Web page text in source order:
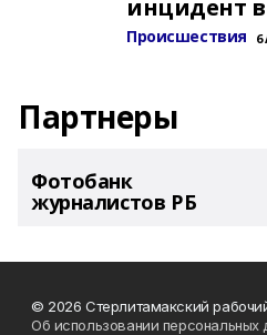
инцидент
Происшествия 6
Партнеры
Фотобанк
журналистов РБ
© 2026 Стерлитамакский
Об использовании персональных